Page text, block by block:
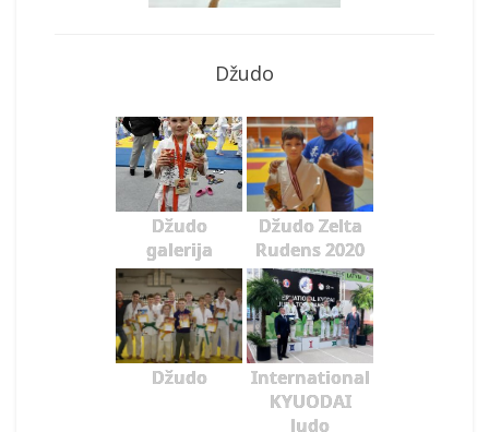
Džudo
Džudo
galerija
Džudo Zelta
Rudens 2020
Džudo
International
KYUODAI
Judo